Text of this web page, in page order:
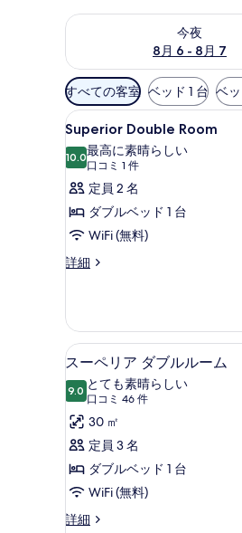
今夜
8月 6 - 8月 7
今夜 8月 6 - 8月 7 の空室
利
用
可
能
な
客
室
絞
り
条
件
すべての客室 ベッド 1 台 ベ
Superior
Double
Room
の
す
べ
て
真
を
表
示
す
る
1
Superior Double Room
10.010 点中 10.0
最高に素晴らしい
口コミ 1 件
(口
コ
ミ
1
件)
定員 2 名
ダブルベッド 1 台
WiFi (無料)
詳細
Superior
詳
細
ス
ー
ペ
リ
ア
ダ
ブ
ル
6
スーペリア ダブルルーム
9.010 点中 9.0
とても素晴らしい
口コミ 46 件
(口
コ
ミ
46
件)
30 ㎡
定員 3 名
ダブルベッド 1 台
WiFi (無料)
詳細
ス